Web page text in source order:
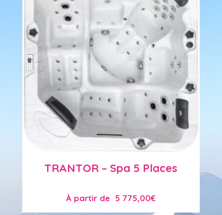
TRANTOR – Spa 5 Places
À partir de 5 775,00€